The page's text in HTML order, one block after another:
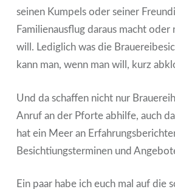
seinen Kumpels oder seiner
Familienausflug daraus macht oder
will. Lediglich was die
kann man, wenn man will, kurz
Und da schaffen nicht nur
Anruf an der Pforte abhilfe, auch
hat ein Meer an
Besichtiungsterminen und
Ein paar habe ich euch mal auf die